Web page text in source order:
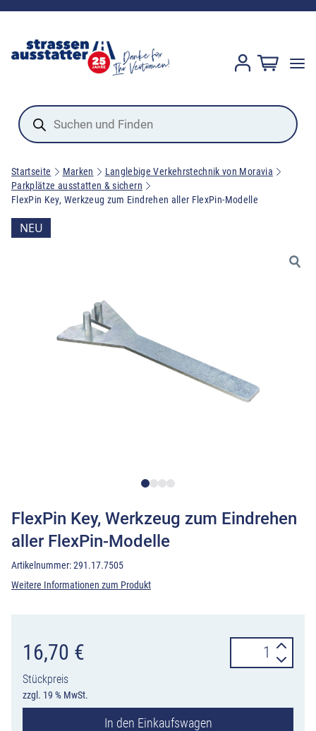
Products
search
Startseite Marken
Langlebige Verkehrstechnik von Moravia
Parkplätze ausstatten & sichern
FlexPin Key, Werkzeug zum Eindrehen aller FlexPin-Modelle
NEU
FlexPin Key, Werkzeug zum Eindrehen
aller FlexPin-Modelle
Artikelnummer:291.17.7505
Weitere Informationen zum Produkt
16,70 €
Stückpreis
zzgl. 19 % MwSt.
FlexPin
Key,
zum
In den Einkaufswagen